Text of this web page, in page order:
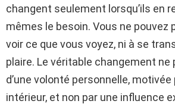
changent seulement lorsqu’ils en
mêmes le besoin. Vous ne pouvez
voir ce que vous voyez, ni à se
plaire. Le véritable changement ne
d’une volonté personnelle, motivée
intérieur, et non par une influence